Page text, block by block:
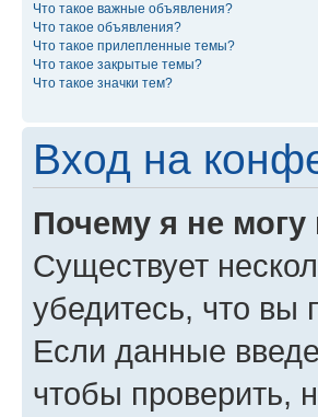
Что такое важные объявления?
Что такое объявления?
Что такое прилепленные темы?
Что такое закрытые темы?
Что такое значки тем?
Вход на
Почему я не могу
Существует
убедитесь, что вы
Если данные
чтобы проверить,